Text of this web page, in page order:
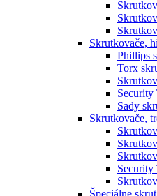
Skrutkovače,
Phillips
Torx
Security
Sady
Skrutkovače,
Špeciálne